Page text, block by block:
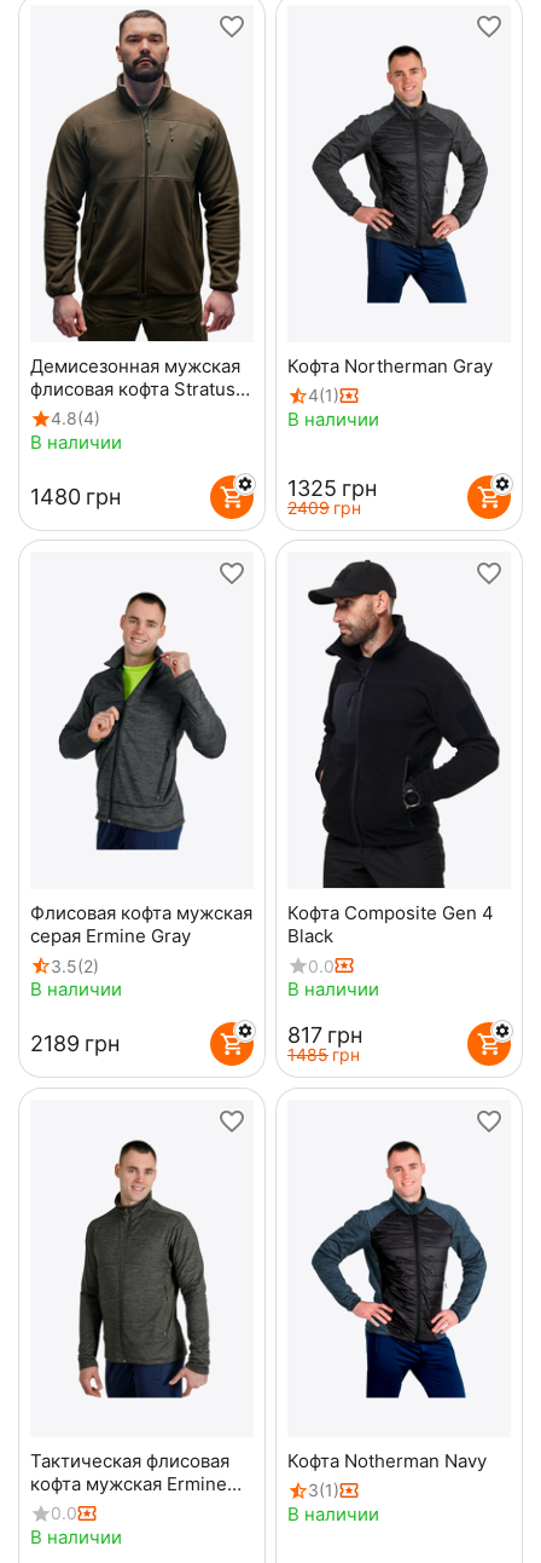
Демисезонная мужская
флисовая кофта Stratus
Olive
4.8(4)
В наличии
‍1480‍ грн
Кофта Northerman Gray
4(1)
В наличии
‍1325‍ грн
‍2409‍ грн
Флисовая кофта мужская
серая Ermine Gray
3.5(2)
В наличии
‍2189‍ грн
Кофта Composite Gen 4
Black
0.0
В наличии
‍817‍ грн
‍1485‍ грн
Тактическая флисовая
кофта мужская Ermine
Olive
0.0
В наличии
Кофта Notherman Navy
3(1)
В наличии